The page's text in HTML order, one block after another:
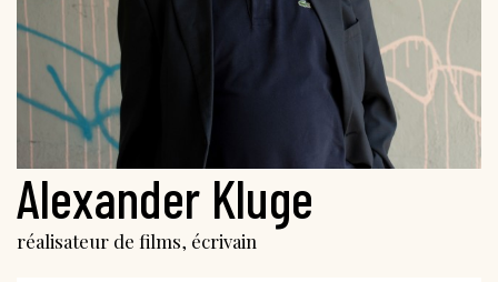
Alexander Kluge
réalisateur de films, écrivain